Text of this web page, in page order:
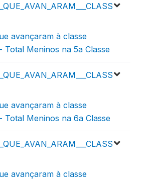
avançaram à classe
Total Meninos na 5a Classe
avançaram à classe
Total Meninos na 6a Classe
avançaram à classe